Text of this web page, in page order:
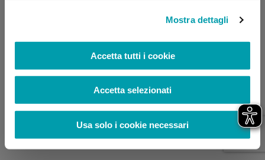
Mostra dettagli
Accetta tutti i cookie
Accetta selezionati
Usa solo i cookie necessari